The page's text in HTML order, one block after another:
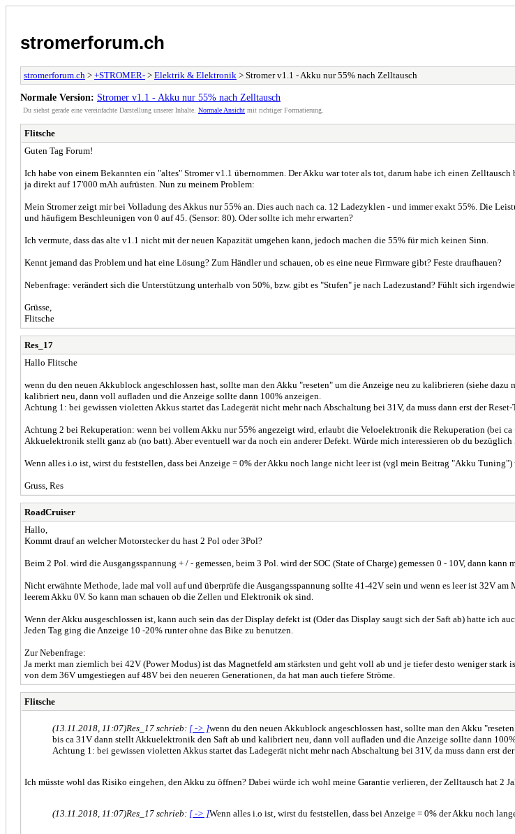
stromerforum.ch
stromerforum.ch > +STROMER- > Elektrik & Elektronik > Stromer v1.1 - Akku nur 55% nach Zelltausch
Normale Version: Stromer v1.1 - Akku nur 55% nach Zelltausch
Du siehst gerade eine vereinfachte Darstellung unserer Inhalte. Normale Ansicht mit richtiger Formatierung.
Flitsche
Guten Tag Forum!
Ich habe von einem Bekannten ein "altes" Stromer v1.1 übernommen. Der Akku war toter als tot, darum habe ich einen
ja direkt auf 17'000 mAh aufrüsten. Nun zu meinem Problem:
Mein Stromer zeigt mir bei Volladung des Akkus nur 55% an. Dies auch nach ca. 12 Ladezyklen - und immer exakt 55%. Die
und häufigem Beschleunigen von 0 auf 45. (Sensor: 80). Oder sollte ich mehr erwarten?
Ich vermute, dass das alte v1.1 nicht mit der neuen Kapazität umgehen kann, jedoch machen die 55% für mich keinen Sinn.
Kennt jemand das Problem und hat eine Lösung? Zum Händler und schauen, ob es eine neue Firmware gibt? Feste draufhauen?
Nebenfrage: verändert sich die Unterstützung unterhalb von 50%, bzw. gibt es "Stufen" je nach Ladezustand? Fühlt sich
Grüsse,
Flitsche
Res_17
Hallo Flitsche
wenn du den neuen Akkublock angeschlossen hast, sollte man den Akku "reseten" um die Anzeige neu zu kalibrieren (siehe
kalibriert neu, dann voll aufladen und die Anzeige sollte dann 100% anzeigen.
Achtung 1: bei gewissen violetten Akkus startet das Ladegerät nicht mehr nach Abschaltung bei 31V, da muss dann erst der
Achtung 2 bei Rekuperation: wenn bei vollem Akku nur 55% angezeigt wird, erlaubt die Veloelektronik die Rekuperation (bei
Akkuelektronik stellt ganz ab (no batt). Aber eventuell war da noch ein anderer Defekt. Würde mich interessieren ob du
Wenn alles i.o ist, wirst du feststellen, dass bei Anzeige = 0% der Akku noch lange nicht leer ist (vgl mein Beitrag "Akku Tuning")
Gruss, Res
RoadCruiser
Hallo,
Kommt drauf an welcher Motorstecker du hast 2 Pol oder 3Pol?
Beim 2 Pol. wird die Ausgangsspannung + / - gemessen, beim 3 Pol. wird der SOC (State of Charge) gemessen 0 - 10V, dann
Nicht erwähnte Methode, lade mal voll auf und überprüfe die Ausgangsspannung sollte 41-42V sein und wenn es leer ist 32V
leerem Akku 0V. So kann man schauen ob die Zellen und Elektronik ok sind.
Wenn der Akku ausgeschlossen ist, kann auch sein das der Display defekt ist (Oder das Display saugt sich der Saft ab) hatte ich
Jeden Tag ging die Anzeige 10 -20% runter ohne das Bike zu benutzen.
Zur Nebenfrage:
Ja merkt man ziemlich bei 42V (Power Modus) ist das Magnetfeld am stärksten und geht voll ab und je tiefer desto weniger
von dem 36V umgestiegen auf 48V bei den neueren Generationen, da hat man auch tiefere Ströme.
Flitsche
(13.11.2018, 11:07)Res_17 schrieb: [ -> ]wenn du den neuen Akkublock angeschlossen hast, sollte man den Akku
bis ca 31V dann stellt Akkuelektronik den Saft ab und kalibriert neu, dann voll aufladen und die Anzeige sollte dann 100%
Achtung 1: bei gewissen violetten Akkus startet das Ladegerät nicht mehr nach Abschaltung bei 31V, da muss dann erst
Ich müsste wohl das Risiko eingehen, den Akku zu öffnen? Dabei würde ich wohl meine Garantie verlieren, der Zelltausch hat 2
(13.11.2018, 11:07)Res_17 schrieb: [ -> ]Wenn alles i.o ist, wirst du feststellen, dass bei Anzeige = 0% der Akku noch